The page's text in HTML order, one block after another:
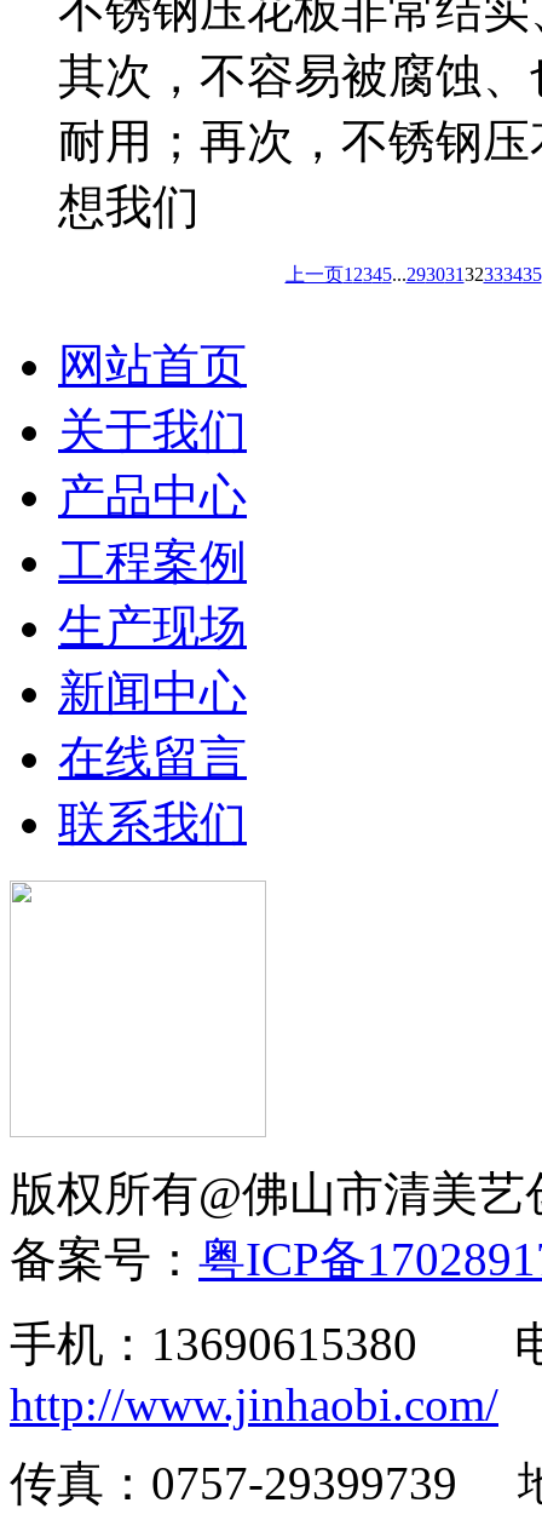
其次，不容易被腐蚀
耐用；再次，不锈钢
想我们
上一页1 2345...29303132333435
网站首页
关于我们
产品中心
工程案例
生产现场
新闻中心
在线留言
联系我们
版权所有@佛山市清美
备案号： 粤ICP备
手机：13690615380
http://www.jinhaobi.com/
传真：0757-29399739